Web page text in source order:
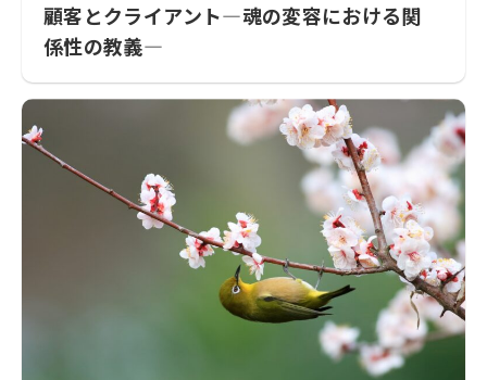
顧客とクライアント—魂の変容における関
係性の教義—